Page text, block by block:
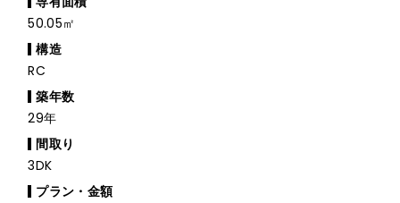
50.05㎡
構造
RC
築年数
29年
間取り
3DK
プラン・金額